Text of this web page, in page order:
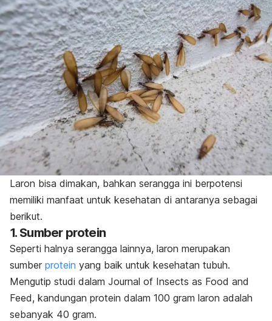
Laron bisa dimakan, bahkan serangga ini berpotensi
memiliki manfaat untuk kesehatan di antaranya sebagai
berikut.
1. Sumber protein
Seperti halnya serangga lainnya, laron merupakan
sumber protein yang baik untuk kesehatan tubuh.
Mengutip studi dalam Journal of Insects as Food and
Feed, kandungan protein dalam 100 gram laron adalah
sebanyak 40 gram.